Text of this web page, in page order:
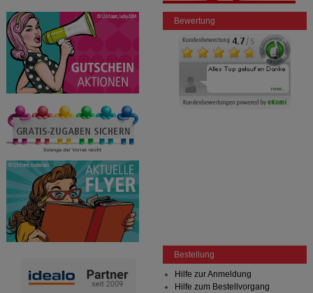
Bewertung
Bestellung
Hilfe zur Anmeldung
Hilfe zum Bestellvorgang